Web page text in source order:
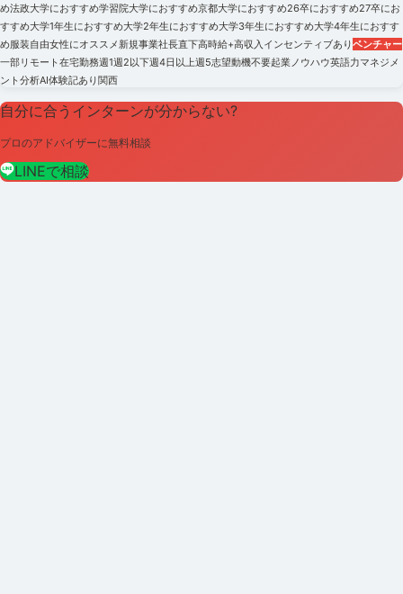
め法政大学におすすめ学習院大学におすすめ京都大学におすすめ26卒におすすめ27卒にお
すすめ大学1年生におすすめ大学2年生におすすめ大学3年生におすすめ大学4年生におすす
め服装自由女性にオススメ新規事業社長直下高時給+高収入 インセンティブありベンチャー
一部リモート在宅勤務週1週2以下週4日以上週5志望動機不要起業ノウハウ英語力マネジメ
ント分析AI体験記あり関西
自分に合うインターンが分からない?
プロのアドバイザーに無料相談
LINEで相談